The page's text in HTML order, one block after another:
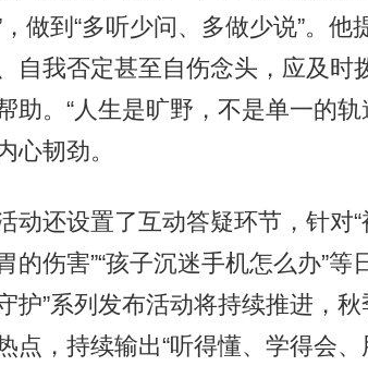
，做到“多听少问、多做少说”。
自我否定甚至自伤念头，应及时
助。“人生是旷野，不是单一的
心韧劲。
还设置了互动答疑环节，针对“
的伤害”“孩子沉迷手机怎么办”
护”系列发布活动将持续推进，
点，持续输出“听得懂、学得会